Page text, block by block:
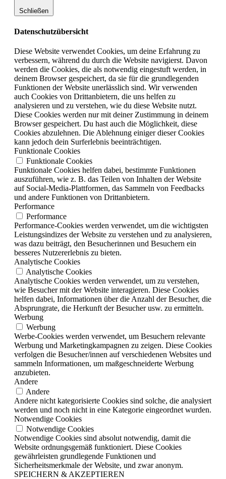
Schließen
Datenschutzübersicht
Diese Website verwendet Cookies, um deine Erfahrung zu
verbessern, während du durch die Website navigierst. Davon
werden die Cookies, die als notwendig eingestuft werden, in
deinem Browser gespeichert, da sie für die grundlegenden
Funktionen der Website unerlässlich sind. Wir verwenden
auch Cookies von Drittanbietern, die uns helfen zu
analysieren und zu verstehen, wie du diese Website nutzt.
Diese Cookies werden nur mit deiner Zustimmung in deinem
Browser gespeichert. Du hast auch die Möglichkeit, diese
Cookies abzulehnen. Die Ablehnung einiger dieser Cookies
kann jedoch dein Surferlebnis beeinträchtigen.
Funktionale Cookies
Funktionale Cookies
Funktionale Cookies helfen dabei, bestimmte Funktionen
auszuführen, wie z. B. das Teilen von Inhalten der Website
auf Social-Media-Plattformen, das Sammeln von Feedbacks
und andere Funktionen von Drittanbietern.
Performance
Performance
Performance-Cookies werden verwendet, um die wichtigsten
Leistungsindizes der Website zu verstehen und zu analysieren,
was dazu beiträgt, den Besucherinnen und Besuchern ein
besseres Nutzererlebnis zu bieten.
Analytische Cookies
Analytische Cookies
Analytische Cookies werden verwendet, um zu verstehen,
wie Besucher mit der Website interagieren. Diese Cookies
helfen dabei, Informationen über die Anzahl der Besucher, die
Absprungrate, die Herkunft der Besucher usw. zu ermitteln.
Werbung
Werbung
Werbe-Cookies werden verwendet, um Besuchern relevante
Werbung und Marketingkampagnen zu zeigen. Diese Cookies
verfolgen die Besucher/innen auf verschiedenen Websites und
sammeln Informationen, um maßgeschneiderte Werbung
anzubieten.
Andere
Andere
Andere nicht kategorisierte Cookies sind solche, die analysiert
werden und noch nicht in eine Kategorie eingeordnet wurden.
Notwendige Cookies
Notwendige Cookies
Notwendige Cookies sind absolut notwendig, damit die
Website ordnungsgemäß funktioniert. Diese Cookies
gewährleisten grundlegende Funktionen und
Sicherheitsmerkmale der Website, und zwar anonym.
SPEICHERN & AKZEPTIEREN